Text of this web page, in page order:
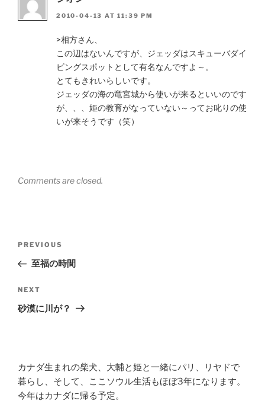
2010-04-13 AT 11:39 PM
>相方さん、
この辺はないんですが、ジェッダはスキューバダイ
ビングスポットとして有名なんですよ～。
とてもきれいらしいです。
ジェッダの海の竜宮城から使いが来るといいのです
が、、、姫の教育がなっていない～ってお叱りの使
いが来そうです（笑）
Comments are closed.
Previous
Post
PREVIOUS
至福の時間
Next
Post
NEXT
砂漠に川が？
カナダ生まれの柴犬、大輔と姫と一緒にパリ、リヤドで
暮らし、そして、ここソウル生活もほぼ3年になります。
今年はカナダに帰る予定。